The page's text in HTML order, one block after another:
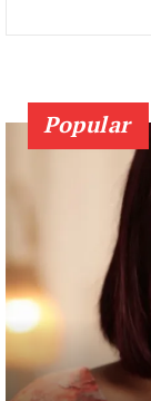
Popular